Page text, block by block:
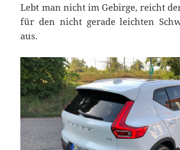
Lebt man nicht im Gebirge, reicht
für den nicht gerade leichten
aus.